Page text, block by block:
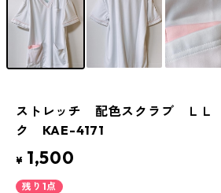
ストレッチ 配色スクラブ ＬＬ
ク KAE-4171
¥ 1,500
残り1点